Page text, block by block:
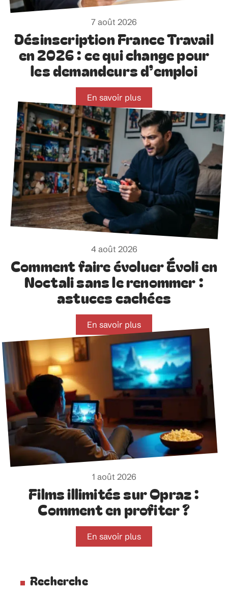
7 août 2026
Désinscription France Travail
en 2026 : ce qui change pour
les demandeurs d’emploi
En savoir plus
4 août 2026
Comment faire évoluer Évoli en
Noctali sans le renommer :
astuces cachées
En savoir plus
1 août 2026
Films illimités sur Opraz :
Comment en profiter ?
En savoir plus
Recherche